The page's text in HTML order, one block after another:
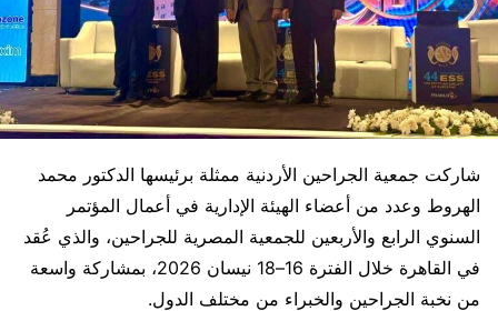
شاركت جمعية الجراحين الأردنية ممثلة برئيسها الدكتور محمد
الهروط وعدد من أعضاء الهيئة الإدارية في أعمال المؤتمر
السنوي الرابع والأربعين للجمعية المصرية للجراحين، والذي عُقد
في القاهرة خلال الفترة 16–18 نيسان 2026، بمشاركة واسعة
من نخبة الجراحين والخبراء من مختلف الدول.